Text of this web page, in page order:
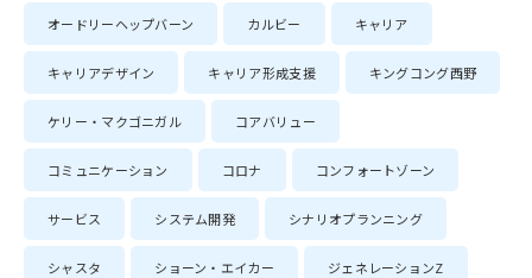
オードリーヘップバーン カルビー キャリア
キャリアデザイン キャリア形成支援 キングコング西野
ケリー・マクゴニガル コアバリュー
コミュニケーション コロナ コンフォートゾーン
サービス システム開発 シナリオプランニング
シャスタ ショーン・エイカー ジェネレーションZ